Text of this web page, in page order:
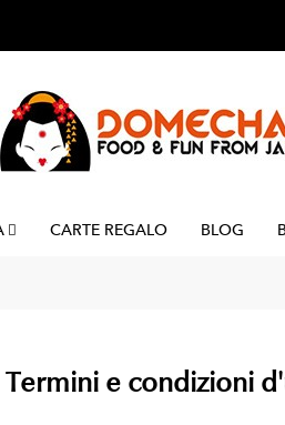
CARTE REGALO BLOG
Termini e condizioni